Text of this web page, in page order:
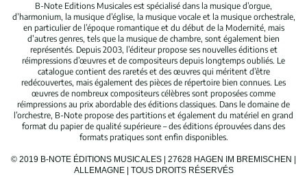
B-Note Editions Musicales est spécialisé dans la musique d’orgue,
d’harmonium, la musique d’église, la musique vocale et la musique orchestrale,
en particulier de l’époque romantique et du début de la Modernité, mais
d’autres genres, tels que la musique de chambre, sont également bien
représentés. Depuis 2003, l’éditeur propose ses nouvelles éditions et
réimpressions d’œuvres et de compositeurs depuis longtemps oubliés. Le
catalogue contient des raretés et des œuvres qui méritent d’être
redécouvertes, mais également des pièces de répertoire bien connues. Les
œuvres de nombreux compositeurs célèbres sont proposées comme
réimpressions au prix abordable des éditions classiques. Dans le domaine de
l’orchestre, B-Note propose des partitions et également du matériel en grand
format du papier de qualité supérieure – des éditions éprouvées dans des
formats pratiques sont enfin disponibles.
© 2019 B-NOTE ÉDITIONS MUSICALES | 27628 HAGEN IM BREMISCHEN |
ALLEMAGNE | TOUS DROITS RÉSERVÉS